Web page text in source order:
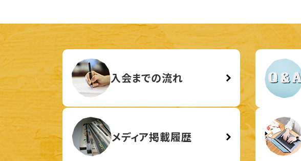
入会までの流れ
メディア掲載履歴